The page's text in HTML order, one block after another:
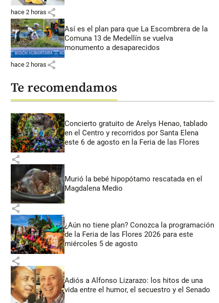
hace 2 horas share
Así es el plan para que La Escombrera de la
Comuna 13 de Medellín se vuelva
monumento a desaparecidos
hace 2 horas share
Te recomendamos
Concierto gratuito de Arelys Henao, tablado
en el Centro y recorridos por Santa Elena
este 6 de agosto en la Feria de las Flores
share
Murió la bebé hipopótamo rescatada en el
Magdalena Medio
share
¿Aún no tiene plan? Conozca la programación
de la Feria de las Flores 2026 para este
miércoles 5 de agosto
share
Adiós a Alfonso Lizarazo: los hitos de una
vida entre el humor, el secuestro y el Senado